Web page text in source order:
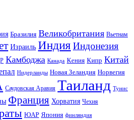
Бразилия Великобритания Вьетнам
Израиль Индия Индонезия
Камбоджа Канада Кения Кипр Китай
Нидерланды Новая Зеландия Норвегия
Саудовская Аравия Таиланд Тунис
Франция Хорватия Чехия
ЮАР Япония финляндия